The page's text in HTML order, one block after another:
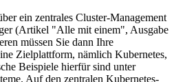
ein zentrales Cluster-Management
(Artikel "Alle mit einem", Ausgabe
müssen Sie dann Ihre
Zielplattform, nämlich Kubernetes,
Beispiele hierfür sind unter
Auf den zentralen Kubernetes-